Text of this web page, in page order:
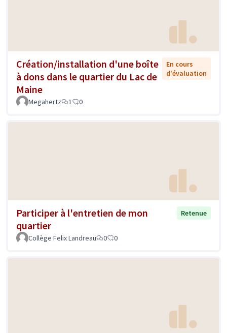
Création/installation d'une boîte
à dons dans le quartier du Lac de
Maine
En cours
d'évaluation
Megahertz 1 0
Participer à l'entretien de mon
quartier
Retenue
Collège Felix Landreau 0 0